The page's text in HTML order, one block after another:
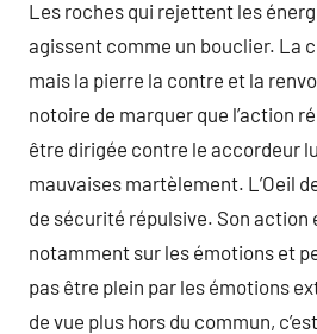
Les roches qui rejettent les
agissent comme un bouclier. La
mais la pierre la contre et la
notoire de marquer que l’action
être dirigée contre le accordeur
mauvaises martèlement. L’Oeil
de sécurité répulsive. Son action
notamment sur les émotions et
pas être plein par les émotions
de vue plus hors du commun,